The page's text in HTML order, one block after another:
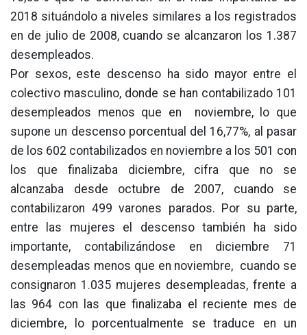
2018 situándolo a niveles similares a los registrados
en de julio de 2008, cuando se alcanzaron los 1.387
desempleados.
Por sexos, este descenso ha sido mayor entre el
colectivo masculino, donde se han contabilizado 101
desempleados menos que en noviembre, lo que
supone un descenso porcentual del 16,77%, al pasar
de los 602 contabilizados en noviembre a los 501 con
los que finalizaba diciembre, cifra que no se
alcanzaba desde octubre de 2007, cuando se
contabilizaron 499 varones parados. Por su parte,
entre las mujeres el descenso también ha sido
importante, contabilizándose en diciembre 71
desempleadas menos que en noviembre, cuando se
consignaron 1.035 mujeres desempleadas, frente a
las 964 con las que finalizaba el reciente mes de
diciembre, lo porcentualmente se traduce en un